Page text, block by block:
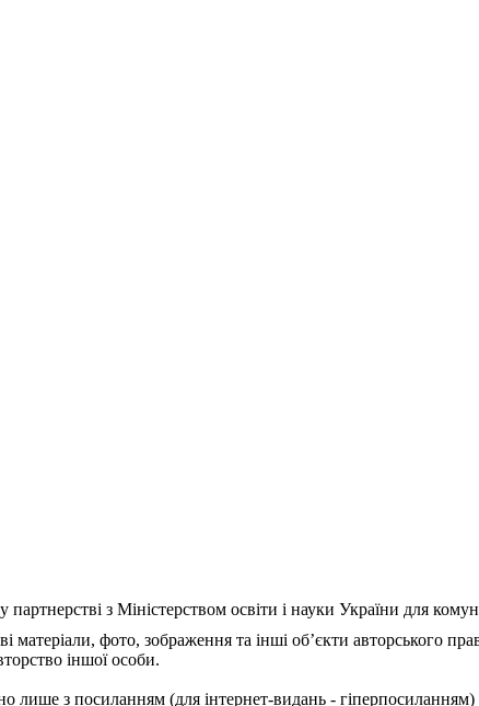
у партнерстві з Міністерством освіти і науки України для
матеріали, фото, зображення та інші об’єкти авторського
іншої особи.
лише з посиланням (для інтернет-видань -